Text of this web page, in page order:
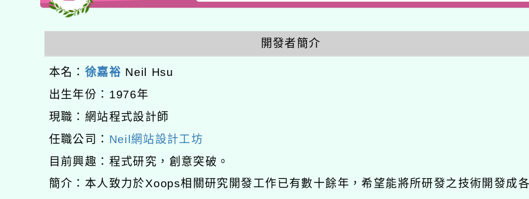
開發者簡介
本名： 徐嘉裕 Neil Hsu
出生年份：1976年
現職：網站程式設計師
任職公司： Neil網站設計工坊
目前興趣：程式研究，創意突破。
簡介：本人致力於Xoops相關研究開發工作已有數十餘年，希望能將所研發之技術開發成